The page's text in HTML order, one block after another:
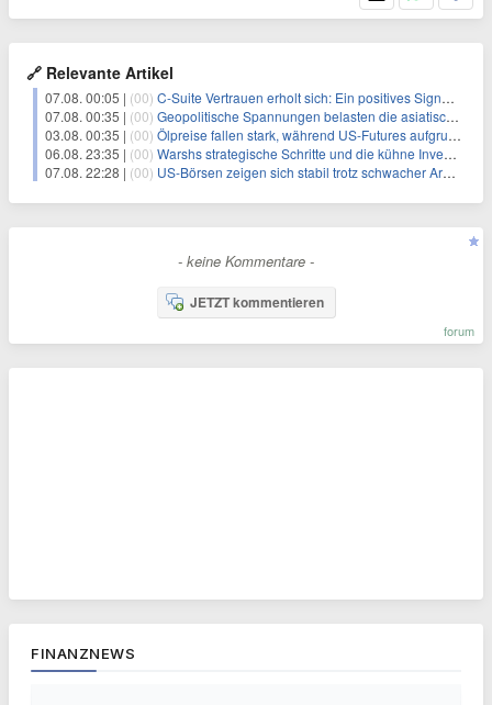
🔗 Relevante Artikel
07.08. 00:05 | (00) C-Suite Vertrauen erholt sich: Ein positives Signal für Wachstum
07.08. 00:35 | (00) Geopolitische Spannungen belasten die asiatischen Märkte, während die Ölpreise steigen
03.08. 00:35 | (00) Ölpreise fallen stark, während US-Futures aufgrund erneuter Iran-Verhandlungen steigen
06.08. 23:35 | (00) Warshs strategische Schritte und die kühne Investition von Situational Awareness
07.08. 22:28 | (00) US-Börsen zeigen sich stabil trotz schwacher Arbeitsmarktdaten
- keine Kommentare -
JETZT kommentieren
forum
FINANZNEWS